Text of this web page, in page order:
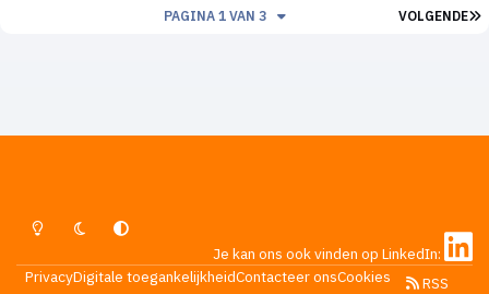
VOLGENDE
PAGINA 1 VAN 3
Lichte ModusDonkere ModusSysteemvoorkeur
Je kan ons ook vinden op LinkedIn:
PrivacyDigitale toegankelijkheidContacteer onsCookies RSS